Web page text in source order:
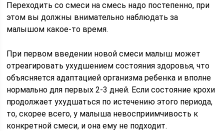
Переходить со смеси на смесь надо постепенно, при
этом вы должны внимательно наблюдать за
малышом какое-то время.
При первом введении новой смеси малыш может
отреагировать ухудшением состояния здоровья, что
объясняется адаптацией организма ребенка и вполне
нормально для первых 2-3 дней. Если состояние крохи
продолжает ухудшаться по истечению этого периода,
то, скорее всего, у малыша невосприимчивость к
конкретной смеси, и она ему не подходит.